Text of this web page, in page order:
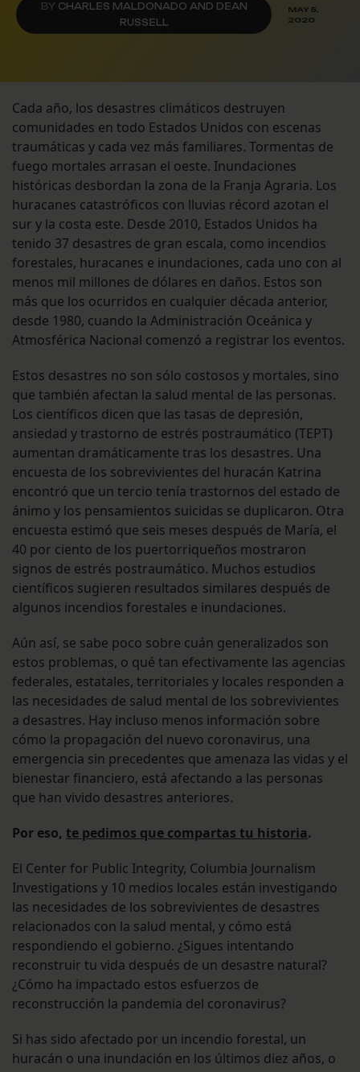
BY CHARLES MALDONADO AND DEAN
RUSSELL
MAY 5,
2020
Cada año, los desastres climáticos destruyen
comunidades en todo Estados Unidos con escenas
traumáticas y cada vez más familiares. Tormentas de
fuego mortales arrasan el oeste. Inundaciones
históricas desbordan la zona de la Franja Agraria. Los
huracanes catastróficos con lluvias récord azotan el
sur y la costa este. Desde 2010, Estados Unidos ha
tenido 37 desastres de gran escala, como incendios
forestales, huracanes e inundaciones, cada uno con al
menos mil millones de dólares en daños. Estos son
más que los ocurridos en cualquier década anterior,
desde 1980, cuando la Administración Oceánica y
Atmosférica Nacional comenzó a registrar los eventos.
Estos desastres no son sólo costosos y mortales, sino
que también afectan la salud mental de las personas.
Los científicos dicen que las tasas de depresión,
ansiedad y trastorno de estrés postraumático (TEPT)
aumentan dramáticamente tras los desastres. Una
encuesta de los sobrevivientes del huracán Katrina
encontró que un tercio tenía trastornos del estado de
ánimo y los pensamientos suicidas se duplicaron. Otra
encuesta estimó que seis meses después de María, el
40 por ciento de los puertorriqueños mostraron
signos de estrés postraumático. Muchos estudios
científicos sugieren resultados similares después de
algunos incendios forestales e inundaciones.
Aún así, se sabe poco sobre cuán generalizados son
estos problemas, o qué tan efectivamente las agencias
federales, estatales, territoriales y locales responden a
las necesidades de salud mental de los sobrevivientes
a desastres. Hay incluso menos información sobre
cómo la propagación del nuevo coronavirus, una
emergencia sin precedentes que amenaza las vidas y el
bienestar financiero, está afectando a las personas
que han vivido desastres anteriores.
Por eso, te pedimos que compartas tu historia.
El Center for Public Integrity, Columbia Journalism
Investigations y 10 medios locales están investigando
las necesidades de los sobrevivientes de desastres
relacionados con la salud mental, y cómo está
respondiendo el gobierno. ¿Sigues intentando
reconstruir tu vida después de un desastre natural?
¿Cómo ha impactado estos esfuerzos de
reconstrucción la pandemia del coronavirus?
Si has sido afectado por un incendio forestal, un
huracán o una inundación en los últimos diez años, o